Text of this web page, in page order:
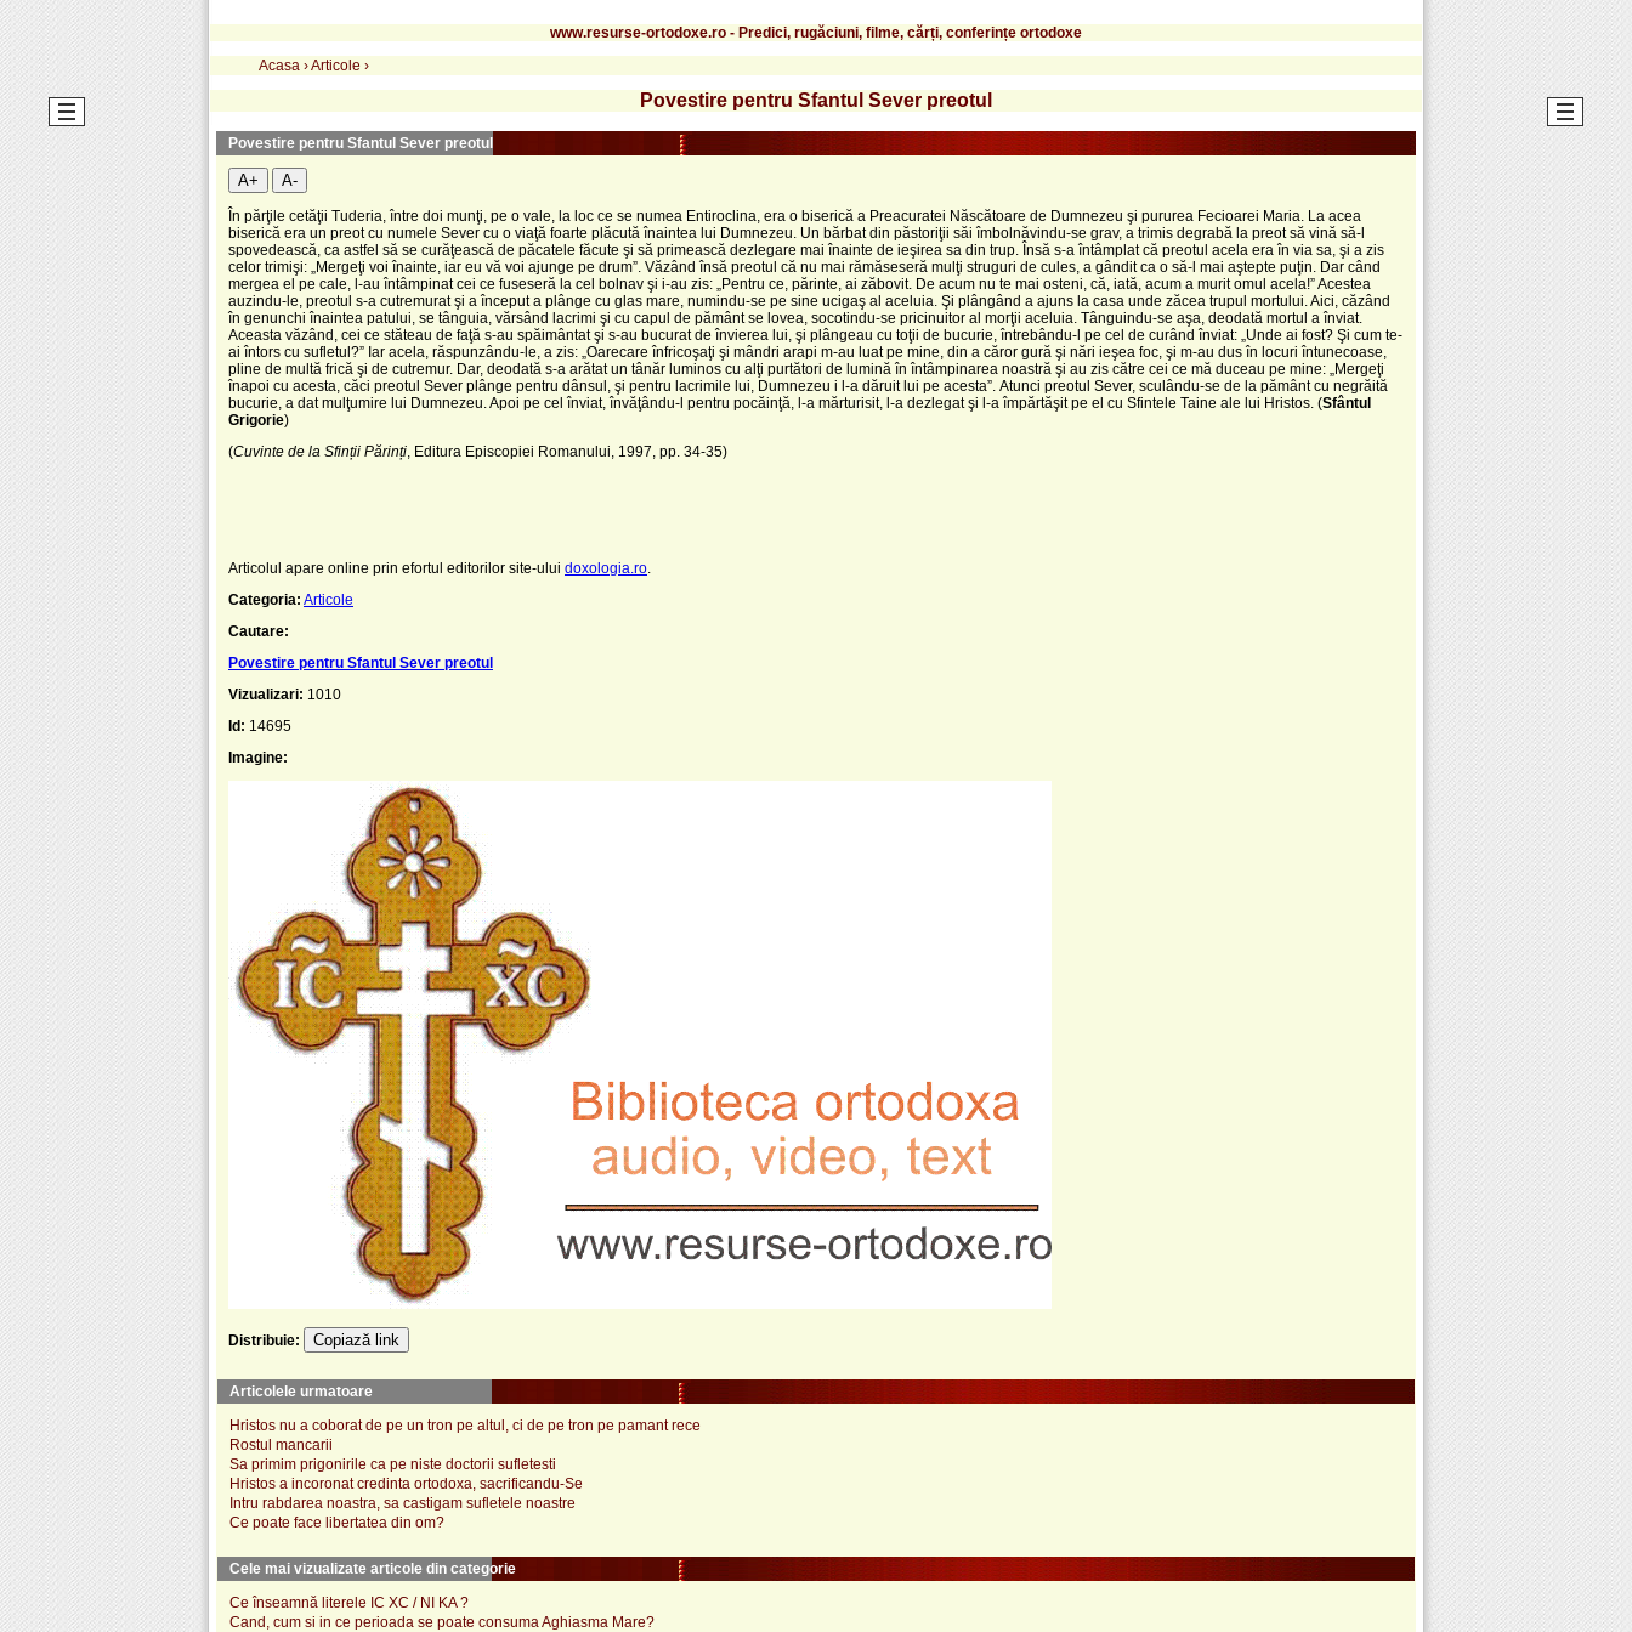
www.resurse-ortodoxe.ro - Predici, rugăciuni, filme, cărți, conferințe ortodoxe
Acasa ›Articole ›
Povestire pentru Sfantul Sever preotul
Povestire pentru Sfantul Sever preotul
A+ A-
În părţile cetăţii Tuderia, între doi munţi, pe o vale, la loc ce se numea Entiroclina, era o biserică a Preacuratei Născătoare de Dumnezeu şi pururea Fecioarei Maria. La acea
biserică era un preot cu numele Sever cu o viaţă foarte plăcută înaintea lui Dumnezeu. Un bărbat din păstoriţii săi îmbolnăvindu-se grav, a trimis degrabă la preot să vină să-l
spovedească, ca astfel să se curăţească de păcatele făcute şi să primească dezlegare mai înainte de ieşirea sa din trup. Însă s-a întâmplat că preotul acela era în via sa, şi a zis
celor trimişi: „Mergeţi voi înainte, iar eu vă voi ajunge pe drum”. Văzând însă preotul că nu mai rămăseseră mulţi struguri de cules, a gândit ca o să-l mai aştepte puţin. Dar când
mergea el pe cale, l-au întâmpinat cei ce fuseseră la cel bolnav şi i-au zis: „Pentru ce, părinte, ai zăbovit. De acum nu te mai osteni, că, iată, acum a murit omul acela!” Acestea
auzindu-le, preotul s-a cutremurat şi a început a plânge cu glas mare, numindu-se pe sine ucigaş al aceluia. Şi plângând a ajuns la casa unde zăcea trupul mortului. Aici, căzând
în genunchi înaintea patului, se tânguia, vărsând lacrimi şi cu capul de pământ se lovea, socotindu-se pricinuitor al morţii aceluia. Tânguindu-se aşa, deodată mortul a înviat.
Aceasta văzând, cei ce stăteau de faţă s-au spăimântat şi s-au bucurat de învierea lui, şi plângeau cu toţii de bucurie, întrebându-l pe cel de curând înviat: „Unde ai fost? Şi cum te-
ai întors cu sufletul?” Iar acela, răspunzându-le, a zis: „Oarecare înfricoşaţi şi mândri arapi m-au luat pe mine, din a căror gură şi nări ieşea foc, şi m-au dus în locuri întunecoase,
pline de multă frică şi de cutremur. Dar, deodată s-a arătat un tânăr luminos cu alţi purtători de lumină în întâmpinarea noastră şi au zis către cei ce mă duceau pe mine: „Mergeţi
înapoi cu acesta, căci preotul Sever plânge pentru dânsul, şi pentru lacrimile lui, Dumnezeu i l-a dăruit lui pe acesta”. Atunci preotul Sever, sculându-se de la pământ cu negrăită
bucurie, a dat mulţumire lui Dumnezeu. Apoi pe cel înviat, învăţându-l pentru pocăinţă, l-a mărturisit, l-a dezlegat şi l-a împărtăşit pe el cu Sfintele Taine ale lui Hristos. (Sfântul
Grigorie)
(Cuvinte de la Sfinții Părinți , Editura Episcopiei Romanului, 1997, pp. 34-35)
Articolul apare online prin efortul editorilor site-ului doxologia.ro
Categoria: Articole
Cautare:
Povestire pentru Sfantul Sever preotul
Vizualizari: 1010
Id: 14695
Imagine:
Distribuie: Copiază link
Articolele urmatoare
Hristos nu a coborat de pe un tron pe altul, ci de pe tron pe pamant rece
Rostul mancarii
Sa primim prigonirile ca pe niste doctorii sufletesti
Hristos a incoronat credinta ortodoxa, sacrificandu-Se
Intru rabdarea noastra, sa castigam sufletele noastre
Ce poate face libertatea din om?
Cele mai vizualizate articole din categorie
Ce înseamnă literele IC XC / NI KA ?
Cand, cum si in ce perioada se poate consuma Aghiasma Mare?